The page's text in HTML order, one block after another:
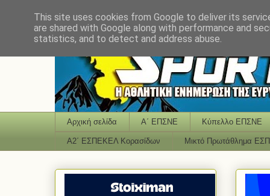
Αρχική σελίδα Α΄ ΕΠΣΝΕ Κύπελλο ΕΠΣΝΕ
Α2΄ ΕΣΠΕΚΕΛ Κορασίδων Μικτό Πρωτάθλημα
This site uses cookies from Google to deliver its
are shared with Google along with performance and
statistics, and to detect and address abuse.